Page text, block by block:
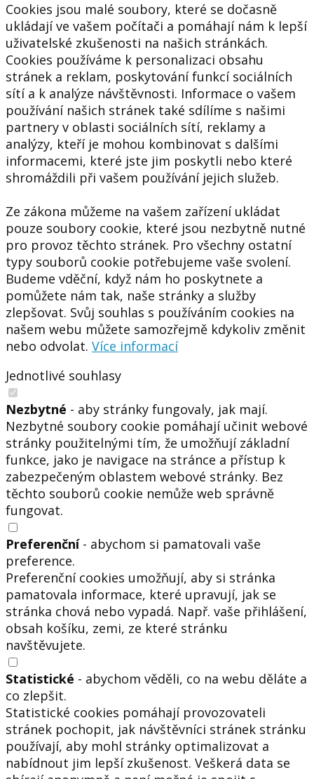
Cookies jsou malé soubory, které se dočasně
ukládají ve vašem počítači a pomáhají nám k lepší
uživatelské zkušenosti na našich stránkách.
Cookies používáme k personalizaci obsahu
stránek a reklam, poskytování funkcí sociálních
sítí a k analýze návštěvnosti. Informace o vašem
používání našich stránek také sdílíme s našimi
partnery v oblasti sociálních sítí, reklamy a
analýzy, kteří je mohou kombinovat s dalšími
informacemi, které jste jim poskytli nebo které
shromáždili při vašem používání jejich služeb.
Ze zákona můžeme na vašem zařízení ukládat
pouze soubory cookie, které jsou nezbytně nutné
pro provoz těchto stránek. Pro všechny ostatní
typy souborů cookie potřebujeme vaše svolení.
Budeme vděční, když nám ho poskytnete a
pomůžete nám tak, naše stránky a služby
zlepšovat. Svůj souhlas s používáním cookies na
našem webu můžete samozřejmě kdykoliv změnit
nebo odvolat. Více informací
Jednotlivé souhlasy
Nezbytné - aby stránky fungovaly, jak mají.
Nezbytné soubory cookie pomáhají učinit webové
stránky použitelnými tím, že umožňují základní
funkce, jako je navigace na stránce a přístup k
zabezpečeným oblastem webové stránky. Bez
těchto souborů cookie nemůže web správně
fungovat.
Preferenční- abychom si pamatovali vaše
preference.
Preferenční cookies umožňují, aby si stránka
pamatovala informace, které upravují, jak se
stránka chová nebo vypadá. Např. vaše přihlášení,
obsah košíku, zemi, ze které stránku
navštěvujete.
Statistické - abychom věděli, co na webu děláte a
co zlepšit.
Statistické cookies pomáhají provozovateli
stránek pochopit, jak návštěvníci stránek stránku
používají, aby mohl stránky optimalizovat a
nabídnout jim lepší zkušenost. Veškerá data se